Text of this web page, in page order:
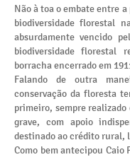
Não à toa o embate entre
biodiversidade florestal
absurdamente vencido
biodiversidade florestal
borracha encerrado em
Falando de outra
conservação da floresta
primeiro, sempre
grave, com apoio
destinado ao crédito rural,
Como bem antecipou Caio